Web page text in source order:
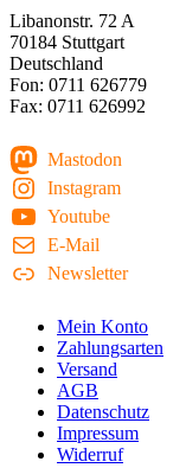
Libanonstr. 72 A
70184 Stuttgart
Deutschland
Fon: 0711 626779
Fax: 0711 626992
Mastodon
Instagram
Youtube
E-Mail
Newsletter
Mein Konto
Zahlungsarten
Versand
AGB
Datenschutz
Impressum
Widerruf